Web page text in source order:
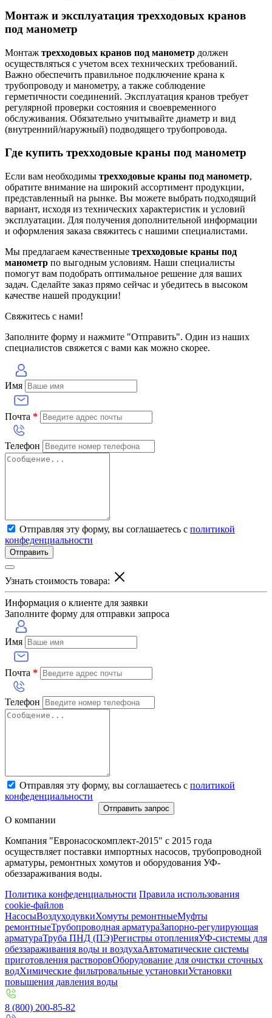
Монтаж и эксплуатация трехходовых кранов
под манометр
Монтаж трехходовых кранов под манометр должен
осуществляться с учетом всех технических требований.
Важно обеспечить правильное подключение крана к
трубопроводу и манометру, а также соблюдение
герметичности соединений. Эксплуатация кранов требует
регулярной проверки состояния и своевременного
обслуживания. Обязательно учитывайте диаметр и вид
(внутренний/наружный) подводящего трубопровода.
Где купить трехходовые краны под манометр
Если вам необходимы трехходовые краны под манометр,
обратите внимание на широкий ассортимент продукции,
представленный на рынке. Вы можете выбрать подходящий
вариант, исходя из технических характеристик и условий
эксплуатации. Для получения дополнительной информации
и оформления заказа свяжитесь с нашими специалистами.
Мы предлагаем качественные трехходовые краны под
манометр по выгодным условиям. Наши специалисты
помогут вам подобрать оптимальное решение для ваших
задач. Сделайте заказ прямо сейчас и убедитесь в высоком
качестве нашей продукции!
Свяжитесь с нами!
Заполните форму и нажмите "Отправить". Один из наших
специалистов свяжется с вами как можно скорее.
Имя
Почта *
Телефон
Отправляя эту форму, вы соглашаетесь с политикой
конфеденциальности
Отправить
Узнать стоимость товара:
Информация о клиенте для заявки
Заполните форму для отправки запроса
Имя
Почта *
Телефон
Отправляя эту форму, вы соглашаетесь с политикой
конфеденциальности
Отправить запрос
О компании
Компания "Евронасоскомплект-2015" с 2015 года
осуществляет поставки импортных насосов, трубопроводной
арматуры, ремонтных хомутов и оборудования УФ-
обеззараживания воды.
Политика конфеденциальности Правила использования
cookie-файлов
НасосыВоздуходувкиХомуты ремонтныеМуфты
ремонтныеТрубопроводная арматураЗапорно-регулирующая
арматураТруба ПНД (ПЭ)Регистры отопленияУФ-системы для
обеззараживания воды и воздухаАвтоматические системы
приготовления растворовОборудование для очистки сточных
водХимические фильтровальные установкиУстановки
повышения давления воды
8 (800) 200-85-82